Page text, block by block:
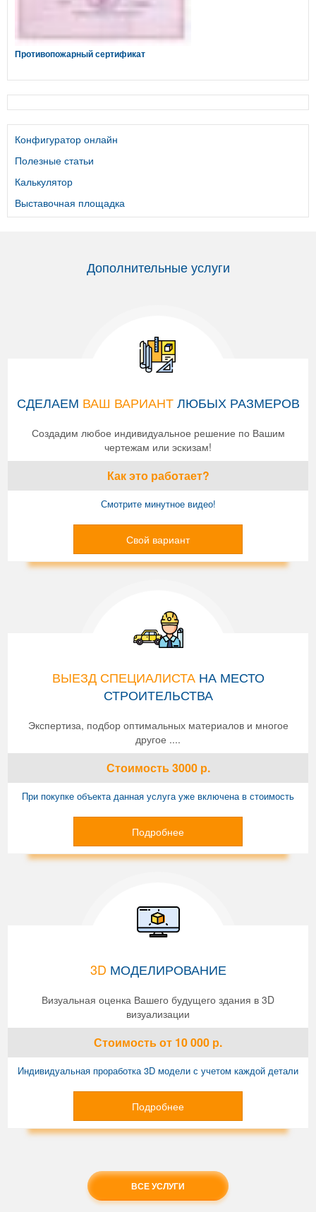
Противопожарный сертификат
Конфигуратор онлайн
Полезные статьи
Калькулятор
Выставочная площадка
Дополнительные услуги
СДЕЛАЕМ ВАШ ВАРИАНТЛЮБЫХ РАЗМЕРОВ
Создадим любое индивидуальное решение по Вашим
чертежам или эскизам!
Как это работает?
Смотрите минутное видео!
Свой вариант
ВЫЕЗД СПЕЦИАЛИСТАНА МЕСТО
СТРОИТЕЛЬСТВА
Экспертиза, подбор оптимальных материалов и многое
другое ....
Стоимость3000р.
При покупке объекта данная услуга уже включена в стоимость
Подробнее
3D МОДЕЛИРОВАНИЕ
Визуальная оценка Вашего будущего здания в 3D
визуализации
Стоимостьот 10 000 р.
Индивидуальная проработка 3D модели с учетом каждой детали
Подробнее
ВСЕ УСЛУГИ